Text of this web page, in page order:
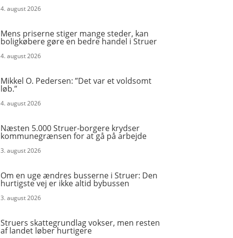
4. august 2026
Mens priserne stiger mange steder, kan
boligkøbere gøre en bedre handel i Struer
4. august 2026
Mikkel O. Pedersen: ”Det var et voldsomt
løb.”
4. august 2026
Næsten 5.000 Struer-borgere krydser
kommunegrænsen for at gå på arbejde
3. august 2026
Om en uge ændres busserne i Struer: Den
hurtigste vej er ikke altid bybussen
3. august 2026
Struers skattegrundlag vokser, men resten
af landet løber hurtigere